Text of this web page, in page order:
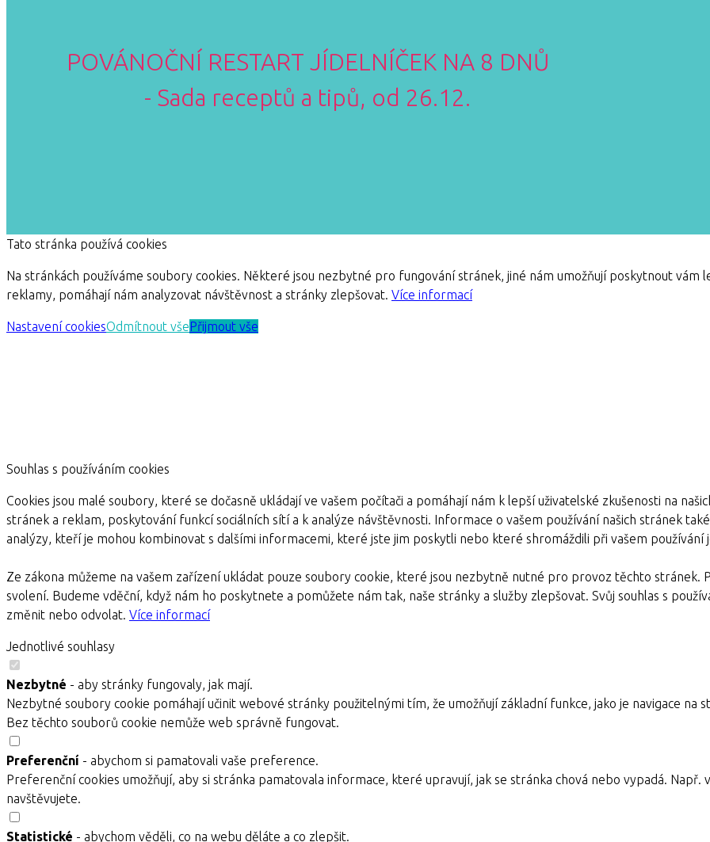
POVÁNOČNÍ RESTART JÍDELNÍČEK NA 8 DNŮ
- Sada receptů a tipů, od 26.12.
Tato stránka používá cookies
Na stránkách používáme soubory cookies. Některé jsou nezbytné pro fungování stránek, jiné nám umožňují poskytnout
reklamy, pomáhají nám analyzovat návštěvnost a stránky zlepšovat. Více informací
Nastavení cookiesOdmítnout všePřijmout vše
Souhlas s používáním cookies
Cookies jsou malé soubory, které se dočasně ukládají ve vašem počítači a pomáhají nám k lepší uživatelské zkušenosti na
stránek a reklam, poskytování funkcí sociálních sítí a k analýze návštěvnosti. Informace o vašem používání našich stránek
analýzy, kteří je mohou kombinovat s dalšími informacemi, které jste jim poskytli nebo které shromáždili při vašem používání
Ze zákona můžeme na vašem zařízení ukládat pouze soubory cookie, které jsou nezbytně nutné pro provoz těchto
svolení. Budeme vděční, když nám ho poskytnete a pomůžete nám tak, naše stránky a služby zlepšovat. Svůj souhlas s
změnit nebo odvolat. Více informací
Jednotlivé souhlasy
Nezbytné - aby stránky fungovaly, jak mají.
Nezbytné soubory cookie pomáhají učinit webové stránky použitelnými tím, že umožňují základní funkce, jako je navigace
Bez těchto souborů cookie nemůže web správně fungovat.
Preferenční - abychom si pamatovali vaše preference.
Preferenční cookies umožňují, aby si stránka pamatovala informace, které upravují, jak se stránka chová nebo vypadá. Např.
navštěvujete.
Statistické - abychom věděli, co na webu děláte a co zlepšit.